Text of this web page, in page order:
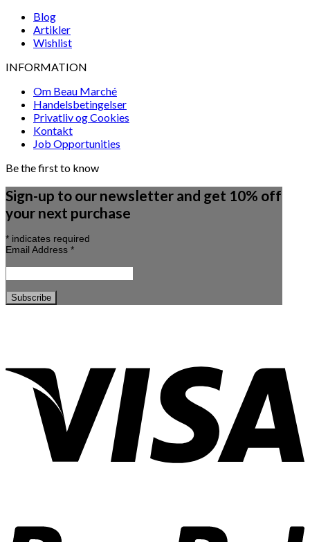
Blog
Artikler
Wishlist
INFORMATION
Om Beau Marché
Handelsbetingelser
Privatliv og Cookies
Kontakt
Job Opportunities
Be the first to know
Sign-up to our newsletter and get 10% off
your next purchase
* indicates required
Email Address *